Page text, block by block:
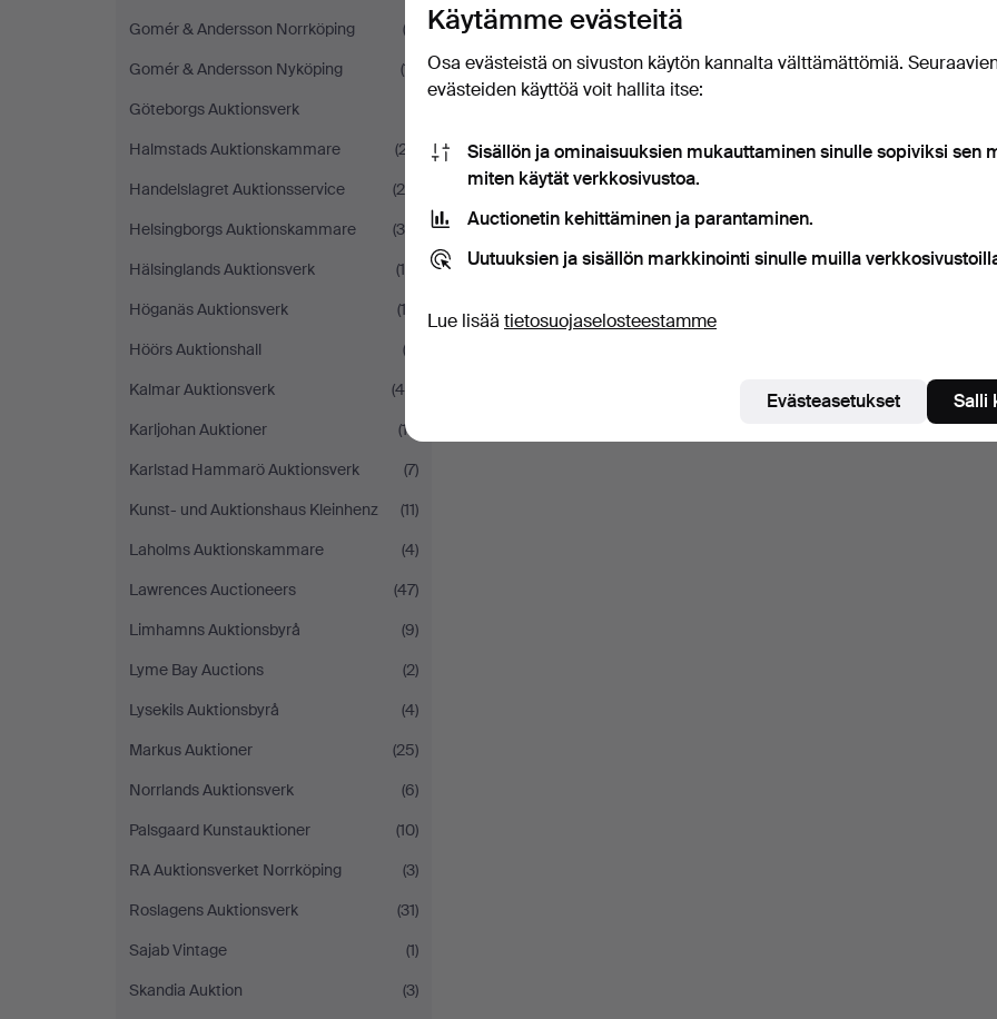
Gomér & Andersson Norrköping
(3)
Gomér & Andersson Nyköping
(11)
Göteborgs Auktionsverk
Halmstads Auktionskammare
(27)
Handelslagret Auktionsservice
(24)
Helsingborgs Auktionskammare
(38)
Hälsinglands Auktionsverk
(14)
Höganäs Auktionsverk
(13)
Höörs Auktionshall
(3)
Kalmar Auktionsverk
(45)
Karljohan Auktioner
(17)
Karlstad Hammarö Auktionsverk
(7)
Kunst- und Auktionshaus Kleinhenz
(11)
Laholms Auktionskammare
(4)
Lawrences Auctioneers
(47)
Limhamns Auktionsbyrå
(9)
Lyme Bay Auctions
(2)
Lysekils Auktionsbyrå
(4)
Markus Auktioner
(25)
Norrlands Auktionsverk
(6)
Palsgaard Kunstauktioner
(10)
RA Auktionsverket Norrköping
(3)
Roslagens Auktionsverk
(31)
Sajab Vintage
(1)
Skandia Auktion
(3)
Käytämme evästeitä
Osa evästeistä on sivuston käytön kannalta välttämättömiä.
evästeiden käyttöä voit hallita itse:
Sisällön ja ominaisuuksien mukauttaminen sinulle sopiviksi sen
miten käytät verkkosivustoa.
Auctionetin kehittäminen ja parantaminen.
Uutuuksien ja sisällön markkinointi sinulle muilla
Lue lisää tietosuojaselosteestamme
Evästeasetukset Salli